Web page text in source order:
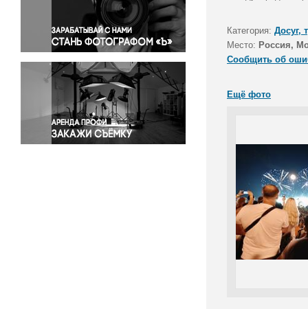
Правосудие
Происшествия и конфликты
Религия
Светская жизнь
Спорт
Экология
Экономика и бизнес
Категория: Досуг,
Место: Россия,
Сообщить об
Ещё фото